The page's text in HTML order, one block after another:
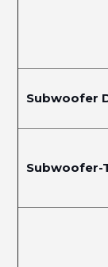
Subwoofer
Subwoofer-